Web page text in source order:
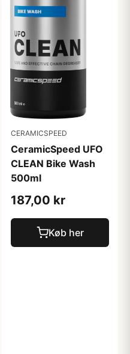
CERAMICSPEED
CeramicSpeed UFO
CLEAN Bike Wash
500ml
187,00 kr
Køb her